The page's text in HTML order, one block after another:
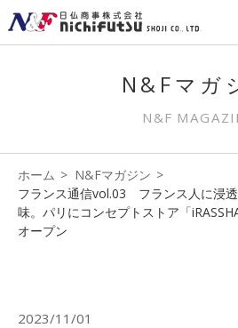
N&Fマガ
N&F
ホーム
N&Fマガジン
フランス通信vol.03 フランス人に浸
味。パリにコンセプトストア「
オープン
2023/11/01